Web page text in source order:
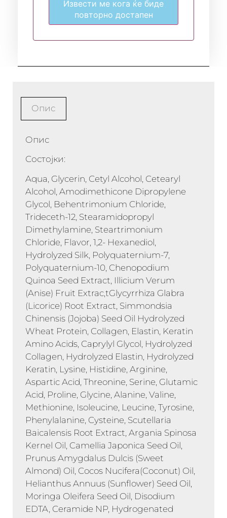
Извести ме кога ќе биде
повторно достапен
Опис
Опис
Состојки:
Aqua, Glycerin, Cetyl Alcohol, Cetearyl
Alcohol, Amodimethicone Dipropylene
Glycol, Behentrimonium Chloride,
Trideceth-12, Stearamidopropyl
Dimethylamine, Steartrimonium
Chloride, Flavor, 1,2- Hexanediol,
Hydrolyzed Silk, Polyquaternium-7,
Polyquaternium-10, Chenopodium
Quinoa Seed Extract, Illicium Verum
(Anise) Fruit Extrac,tGlycyrrhiza Glabra
(Licorice) Root Extract, Simmondsia
Chinensis (Jojoba) Seed Oil Hydrolyzed
Wheat Protein, Collagen, Elastin, Keratin
Amino Acids, Caprylyl Glycol, Hydrolyzed
Collagen, Hydrolyzed Elastin, Hydrolyzed
Keratin, Lysine, Histidine, Arginine,
Aspartic Acid, Threonine, Serine, Glutamic
Acid, Proline, Glycine, Alanine, Valine,
Methionine, Isoleucine, Leucine, Tyrosine,
Phenylalanine, Cysteine, Scutellaria
Baicalensis Root Extract, Argania Spinosa
Kernel Oil, Camellia Japonica Seed Oil,
Prunus Amygdalus Dulcis (Sweet
Almond) Oil, Cocos Nucifera(Coconut) Oil,
Helianthus Annuus (Sunflower) Seed Oil,
Moringa Oleifera Seed Oil, Disodium
EDTA, Ceramide NP, Hydrogenated